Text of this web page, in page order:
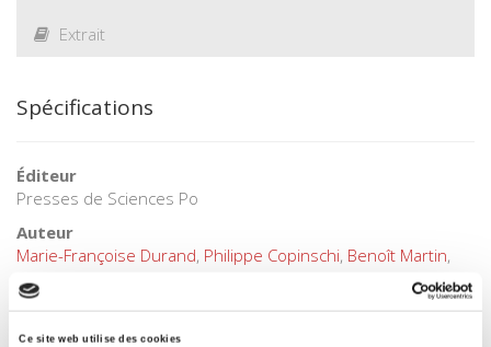
Ce site web utilise des cookies
Extrait
Spécifications
Éditeur
Presses de Sciences Po
Auteur
Marie-Françoise Durand, Philippe Copinschi, Benoît Martin,
Delphine Placidi-Frot
Collection
Atlas